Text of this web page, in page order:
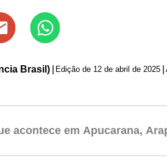
Brasil) Edição de 12 de abril de 2025
acontece em Apucarana,